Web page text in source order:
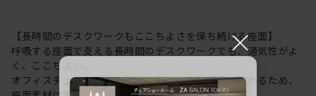
【長時間のデスクワークもここちよさを保ち続ける座面】
呼吸する座面で支える長時間のデスクワークでも、通気性がよ
く、ここちよい。
オフィスチェアの座り心地は、集中力や生産性に関わるため、
×